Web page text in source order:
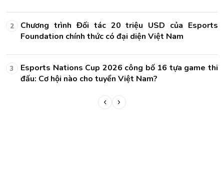
2
Chương trình Đối tác 20 triệu USD của Esports
Foundation chính thức có đại diện Việt Nam
3
Esports Nations Cup 2026 công bố 16 tựa game thi
đấu: Cơ hội nào cho tuyển Việt Nam?